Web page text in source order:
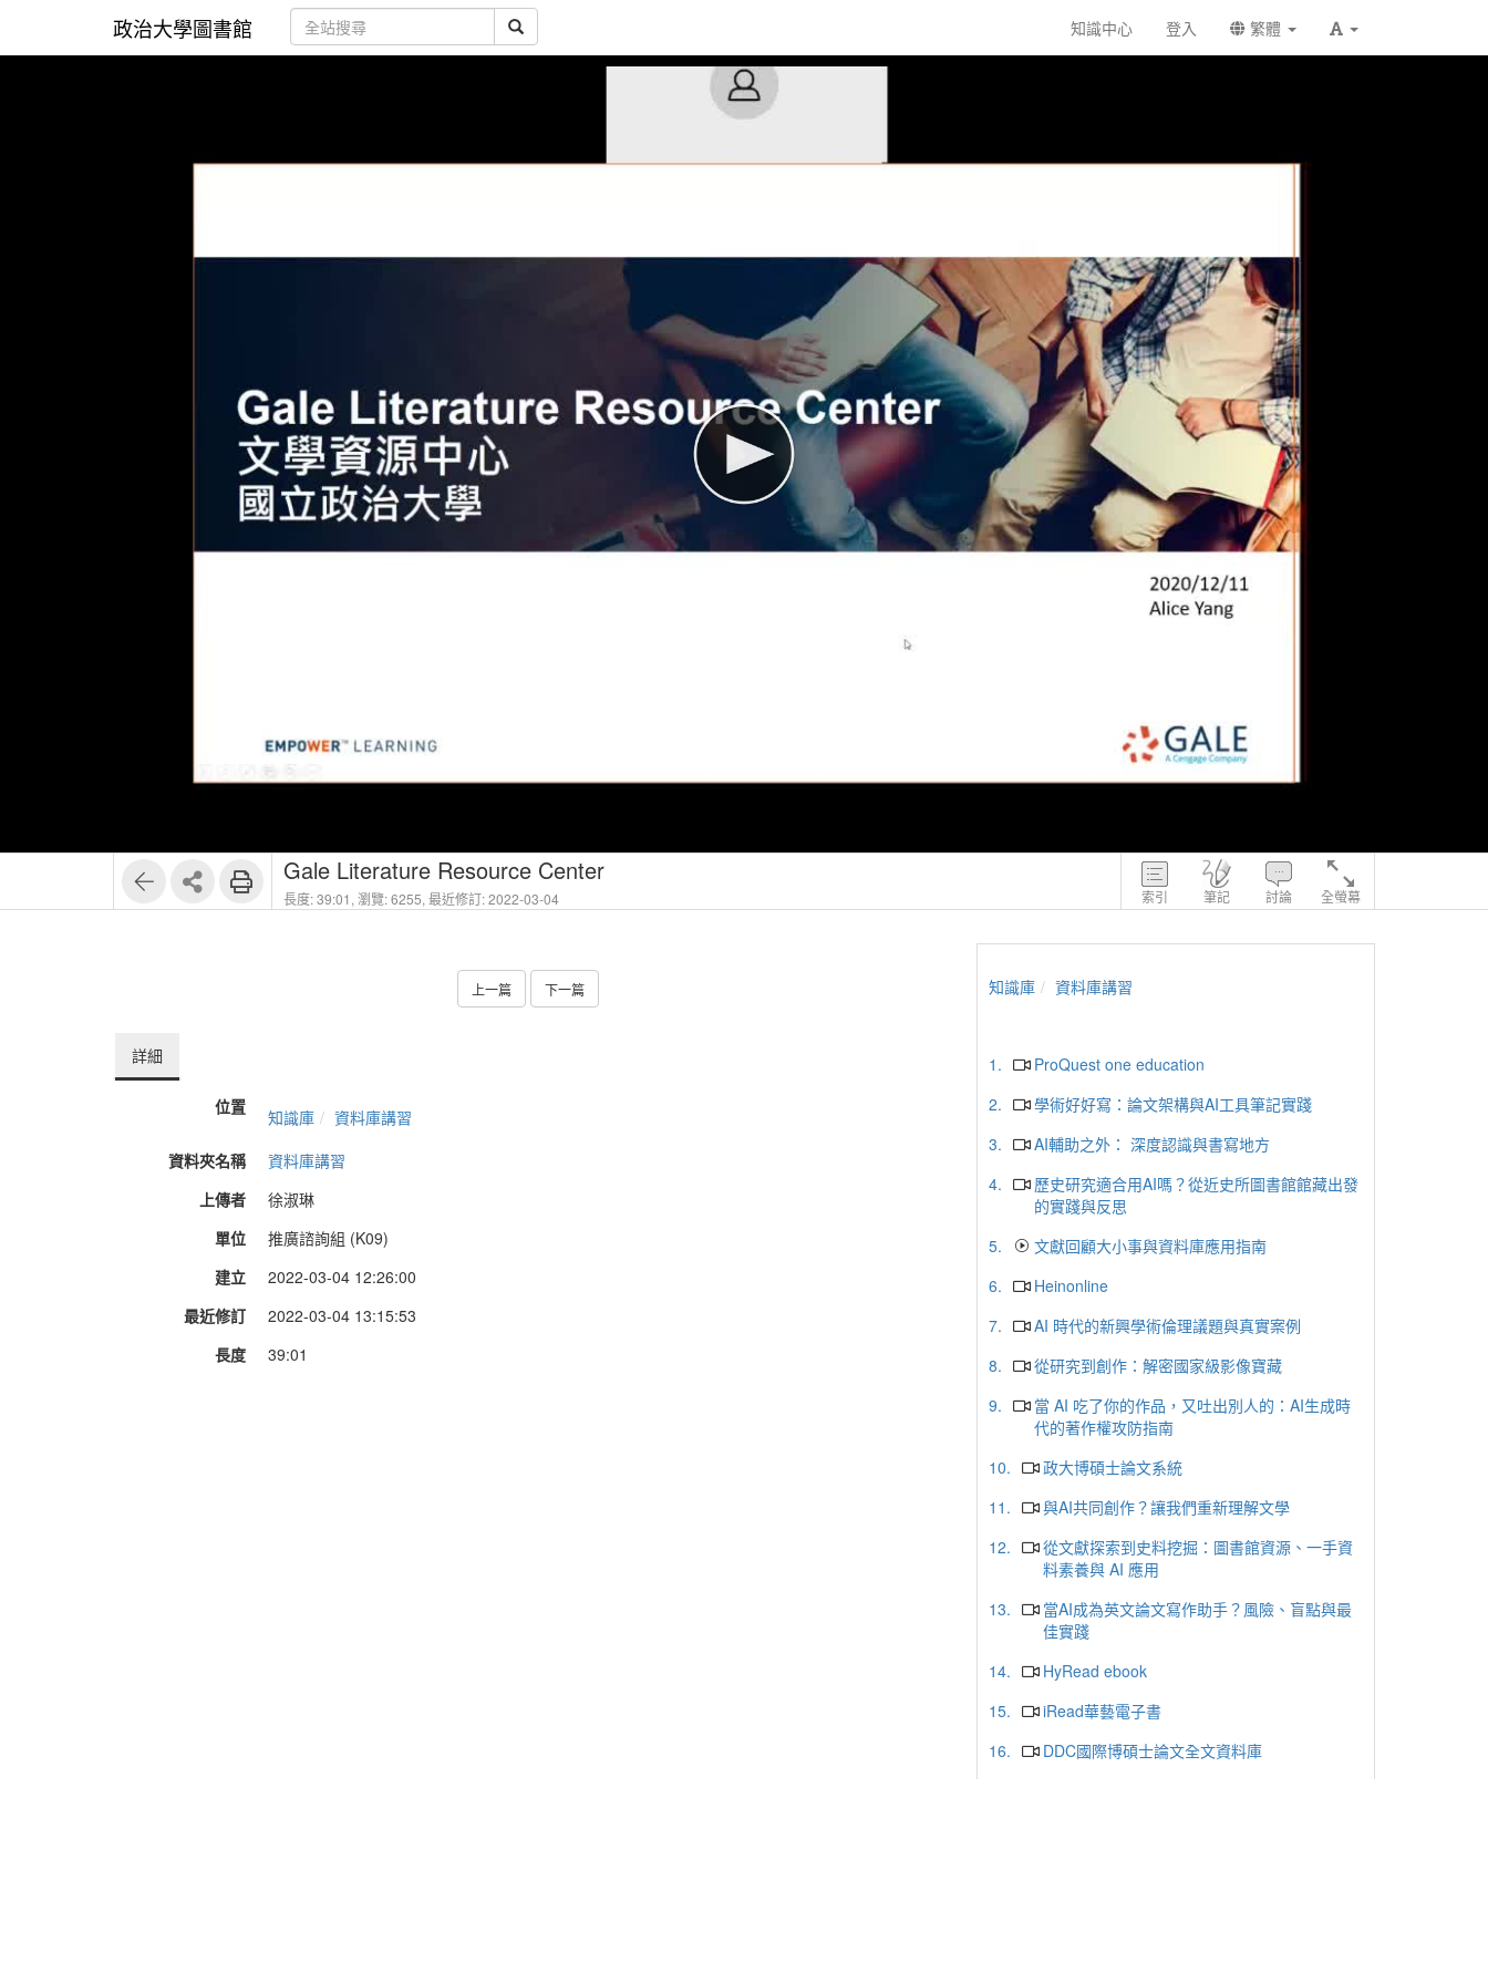
政治大學圖書館 知識中心 登入 繁體
索引 筆記 討論 全螢幕
Gale Literature Resource Center
長度: 39:01, 瀏覽: 6255, 最近修訂: 2022-03-04
上一篇 下一篇
詳細
位置 知識庫
資料庫講習
資料夾名稱
資料庫講習
上傳者
徐淑琳
單位
推廣諮詢組 (K09)
建立
2022-03-04 12:26:00
最近修訂
2022-03-04 13:15:53
長度
39:01
知識庫 資料庫講習
1.
ProQuest one education
2.
學術好好寫：論文架構與AI工具筆記實踐
3.
AI輔助之外： 深度認識與書寫地方
4.
歷史研究適合用AI嗎？從近史所圖書館館藏出發
的實踐與反思
5.
文獻回顧大小事與資料庫應用指南
6.
Heinonline
7.
AI 時代的新興學術倫理議題與真實案例
8.
從研究到創作：解密國家級影像寶藏
9.
當 AI 吃了你的作品，又吐出別人的：AI生成時
代的著作權攻防指南
10.
政大博碩士論文系統
11.
與AI共同創作？讓我們重新理解文學
12.
從文獻探索到史料挖掘：圖書館資源、一手資
料素養與 AI 應用
13.
當AI成為英文論文寫作助手？風險、盲點與最
佳實踐
14.
HyRead ebook
15.
iRead華藝電子書
16.
DDC國際博碩士論文全文資料庫